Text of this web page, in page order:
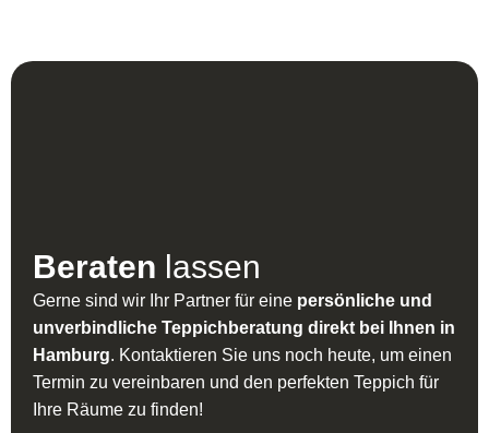
Beraten lassen
Gerne sind wir Ihr Partner für eine persönliche und
unverbindliche Teppichberatung direkt bei Ihnen in
Hamburg. Kontaktieren Sie uns noch heute, um einen
Termin zu vereinbaren und den perfekten Teppich für
Ihre Räume zu finden!